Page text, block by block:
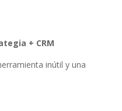
+ CRM
inútil y una